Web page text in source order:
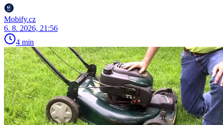
Mobify.cz
6. 8. 2026, 21:56
4 min